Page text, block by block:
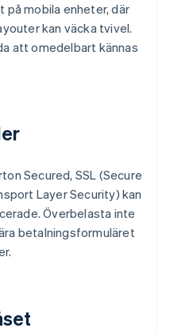
mobila enheter, där
kan väcka tvivel.
att omedelbart kännas
Secured, SSL (Secure
Layer Security) kan
Överbelasta inte
betalningsformuläret